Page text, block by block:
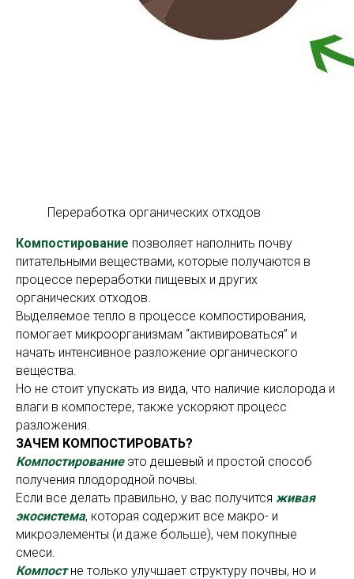
Переработка органических отходов
Компостирование позволяет наполнить почву
питательными веществами, которые получаются в
процессе переработки пищевых и других
органических отходов.
Выделяемое тепло в процессе компостирования,
помогает микроорганизмам “активироваться” и
начать интенсивное разложение органического
вещества.
Но не стоит упускать из вида, что наличие кислорода и
влаги в компостере, также ускоряют процесс
разложения.
ЗАЧЕМ КОМПОСТИРОВАТЬ?
Компостированиеэто дешевый и простой способ
получения плодородной почвы.
Если все делать правильно, у вас получится живая
экосистема, которая содержит все макро- и
микроэлементы (и даже больше), чем покупные
смеси.
Компостне только улучшает структуру почвы, но и